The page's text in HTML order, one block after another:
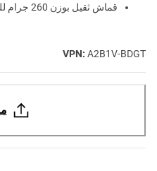
قماش ثقيل بوزن 260 جرام للمتر المربع
VPN: A2B1V-BDGT